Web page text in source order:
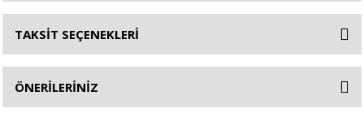
TAKSİT SEÇENEKLERİ
ÖNERİLERİNİZ